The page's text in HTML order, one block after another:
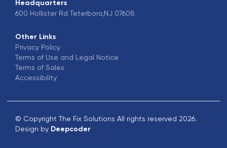
Headquarters
600 Hollister Rd Teterboro,NJ 07608
Other Links
Privacy Policy
Terms of Use and Legal Notice
Terms of Sales
Accessibility
© Copyright The Fix Solutions All rights reserved 2026.
Design by Deepcoder